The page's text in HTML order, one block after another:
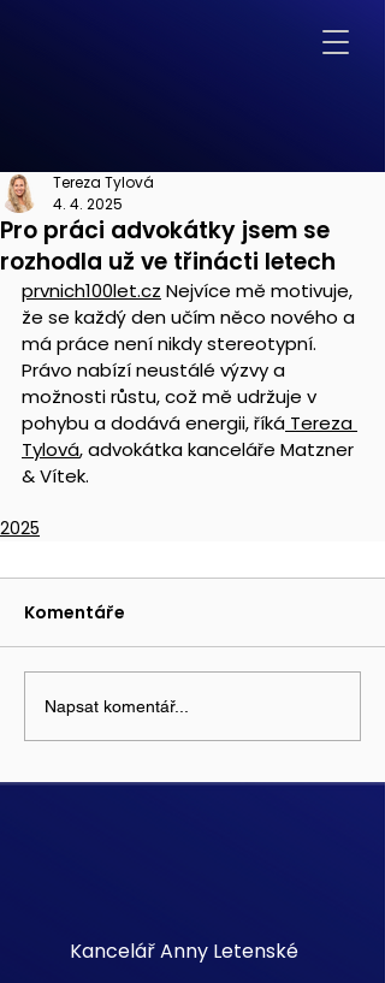
Pro práci advokátky jsem se
rozhodla už ve třinácti letech
Tereza Tylová
4. 4. 2025
prvnich100let.cz Nejvíce mě motivuje,
že se každý den učím něco nového a
má práce není nikdy stereotypní.
Právo nabízí neustálé výzvy a
možnosti růstu, což mě udržuje v
pohybu a dodává energii, říká Tereza
Tylová, advokátka kanceláře Matzner
& Vítek.
2025
Komentáře
Napsat komentář...
Kancelář Anny Letenské